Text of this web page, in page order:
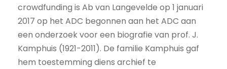
crowdfunding is Ab van Langevelde op 1 januari
2017 op het ADC begonnen aan het ADC aan
een onderzoek voor een biografie van prof. J.
Kamphuis (1921-2011). De familie Kamphuis gaf
hem toestemming diens archief te